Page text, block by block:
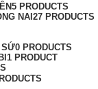
5 PRODUCTS
NAI 27 PRODUCTS
SỨ0 PRODUCTS
1 PRODUCT